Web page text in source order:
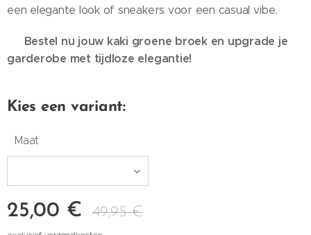
een elegante look of sneakers voor een casual vibe.
Bestel nu jouw kaki groene broek en upgrade je
garderobe met tijdloze elegantie!
Kies een variant:
Maat
25,00 € 49,95€